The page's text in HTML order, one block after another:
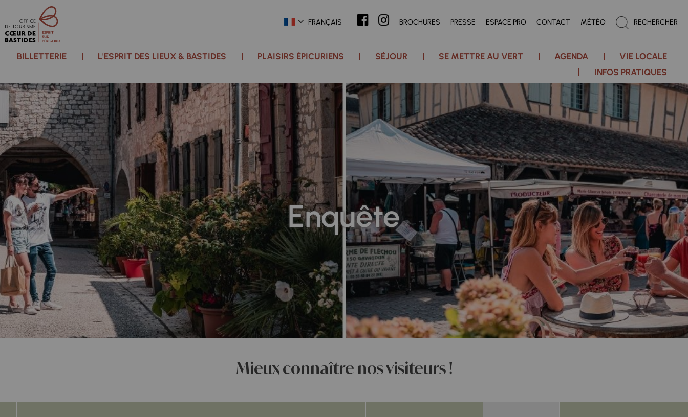
FRANÇAIS BROCHURES PRESSE ESPACE PRO CONTACT MÉTÉO RECHERCHER
BILLETTERIE L'ESPRIT DES LIEUX & BASTIDES PLAISIRS ÉPICURIENS SÉJOUR SE METTRE AU VERT AGENDA
VIE LOCALE
INFOS PRATIQUES
Enquête
Mieux connaître nos visiteurs !